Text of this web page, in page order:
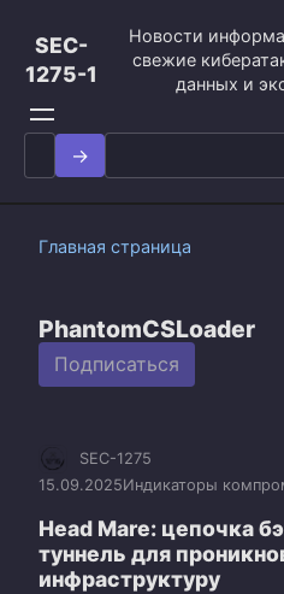
контенту
SEC-
1275-1
Новости
свежие
данных и
Search
for:
Главная страница
PhantomCSLoader
Подписаться
SEC-1275
15.09.2025Индикаторы
Head Mare: цепочка
туннель для
инфраструктуру